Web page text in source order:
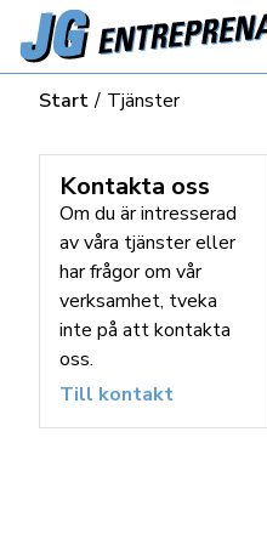
Start / Tjänster
Kontakta oss
Om du är intresserad
av våra tjänster eller
har frågor om vår
verksamhet, tveka
inte på att kontakta
oss.
Till kontakt